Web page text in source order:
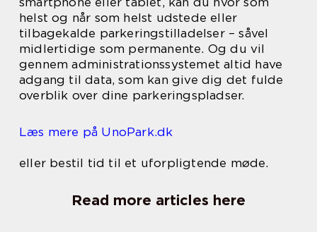
helst og når som helst udstede eller
tilbagekalde parkeringstilladelser – såvel
midlertidige som permanente. Og du vil
gennem administrationssystemet altid have
adgang til data, som kan give dig det fulde
overblik over dine parkeringspladser.
Læs mere på UnoPark.dk
eller bestil tid til et uforpligtende møde.
Read more articles here